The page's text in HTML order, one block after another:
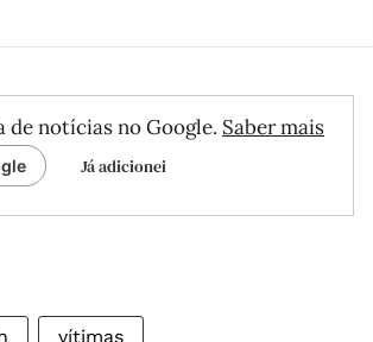
notícias no Google. Saber mais
Já adicionei
vítimas